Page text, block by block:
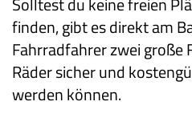
finden, gibt es direkt am
Fahrradfahrer zwei große
Räder sicher und
werden können.